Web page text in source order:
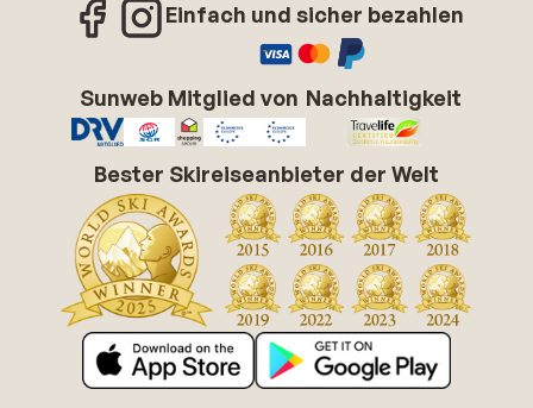
Einfach und sicher bezahlen
Sunweb Mitglied von Nachhaltigkeit
Bester Skireiseanbieter der Welt